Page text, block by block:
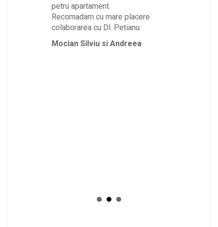
cu mare placere
cu Dl. Petianu.
si Andreea
cu toata increderea!
Va multumesc si va doresc
cu multa responsabilitate!